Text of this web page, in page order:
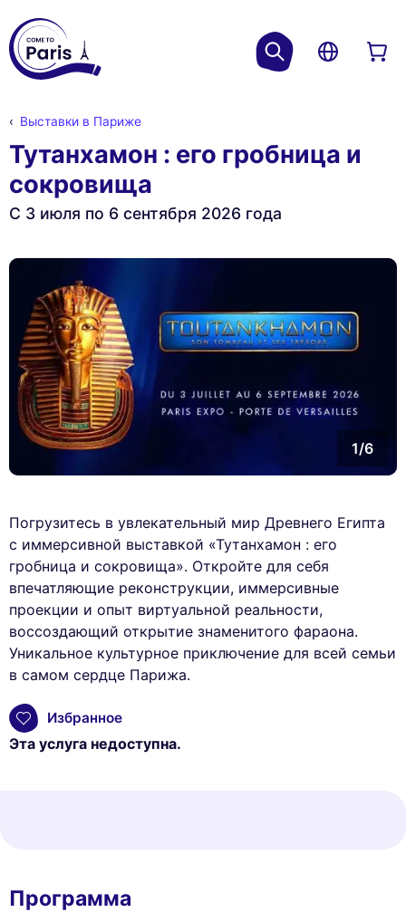
Выставки в Париже
Тутанхамон : его гробница и
сокровища
С 3 июля по 6 сентября 2026 года
1/6
Погрузитесь в увлекательный мир Древнего Египта
с иммерсивной выставкой «Тутанхамон : его
гробница и сокровища». Откройте для себя
впечатляющие реконструкции, иммерсивные
проекции и опыт виртуальной реальности,
воссоздающий открытие знаменитого фараона.
Уникальное культурное приключение для всей семьи
в самом сердце Парижа.
Избранное
Эта услуга недоступна.
Программа